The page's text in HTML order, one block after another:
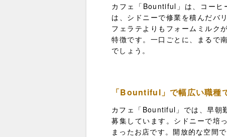
カフェ「Bountiful」は、コーヒ
は、シドニーで修業を積んだバ
フェラテよりもフォームミルク
特徴です。一口ごとに、まるで
でしょう。
「Bountiful」で幅広い職種
カフェ「Bountiful」では、早朝
募集しています。シドニーで培
まったお店です。開放的な空間